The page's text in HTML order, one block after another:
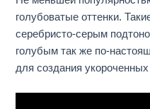
голубоватые оттенки.
серебристо-серым
голубым так же по-
для создания